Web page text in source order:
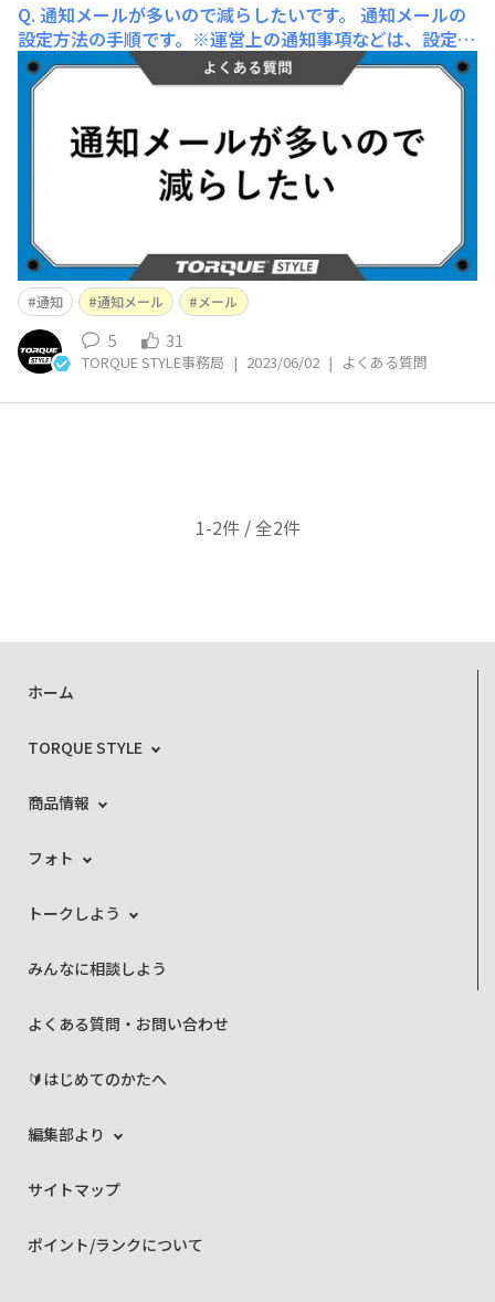
Q. 通知メールが多いので減らしたいです。 通知メールの
設定方法の手順です。※運営上の通知事項などは、設定に
関わらずお送りさせていただく場合がございますので、ご
了承ください。1. サイトTOP右上のアイコン（マイペー
アカウント設定のメール通知設定をタップ&nbs
通知 通知メール メール
5 31
TORQUE STYLE事務局 | 2023/06/02 | よくある質問
1-2件 / 全2件
ホーム
TORQUE STYLE
商品情報
フォト
トークしよう
みんなに相談しよう
よくある質問・お問い合わせ
🔰はじめてのかたへ
編集部より
サイトマップ
ポイント/ランクについて